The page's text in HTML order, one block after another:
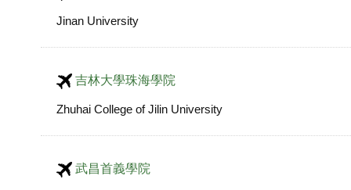
Jinan University
吉林大學珠海學院
Zhuhai College of Jilin University
武昌首義學院